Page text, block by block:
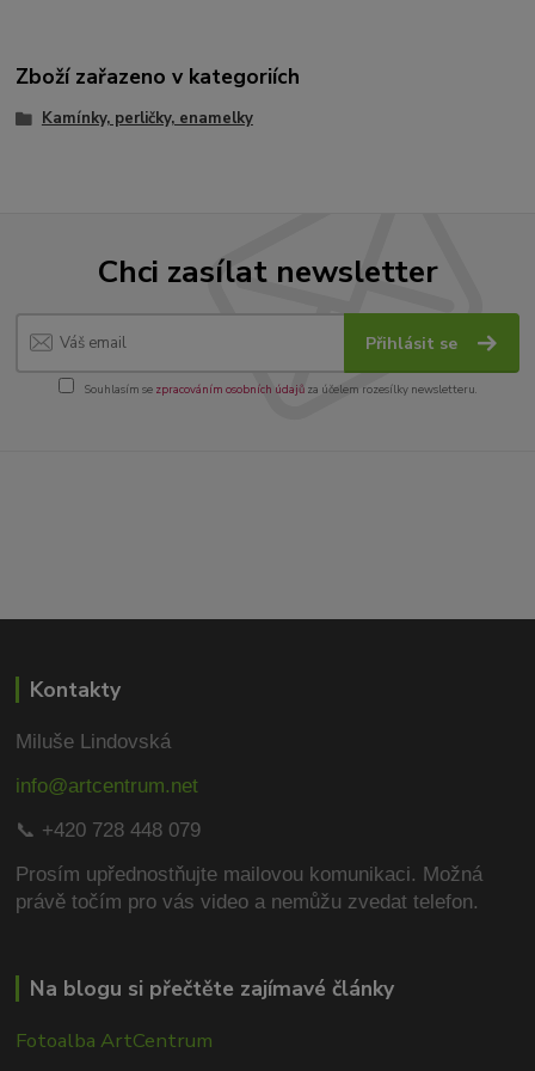
Zboží zařazeno v kategoriích
Kamínky, perličky, enamelky
Chci zasílat newsletter
Přihlásit se
Souhlasím se zpracováním osobních údajůza účelem rozesílky newsletteru.
Kontakty
Miluše Lindovská
info@artcentrum.net
📞 +420 728 448 079
Prosím upřednostňujte mailovou komunikaci. Možná
právě točím pro vás video a nemůžu zvedat telefon.
Na blogu si přečtěte zajímavé články
Fotoalba ArtCentrum